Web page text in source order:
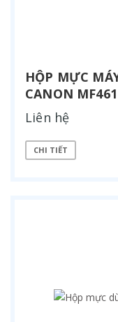
HỘP MỰC
CANON
Liên hệ
CHI TIẾT